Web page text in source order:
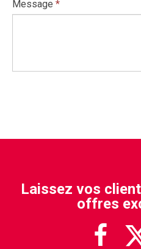
Message *
Laissez vos
offres
